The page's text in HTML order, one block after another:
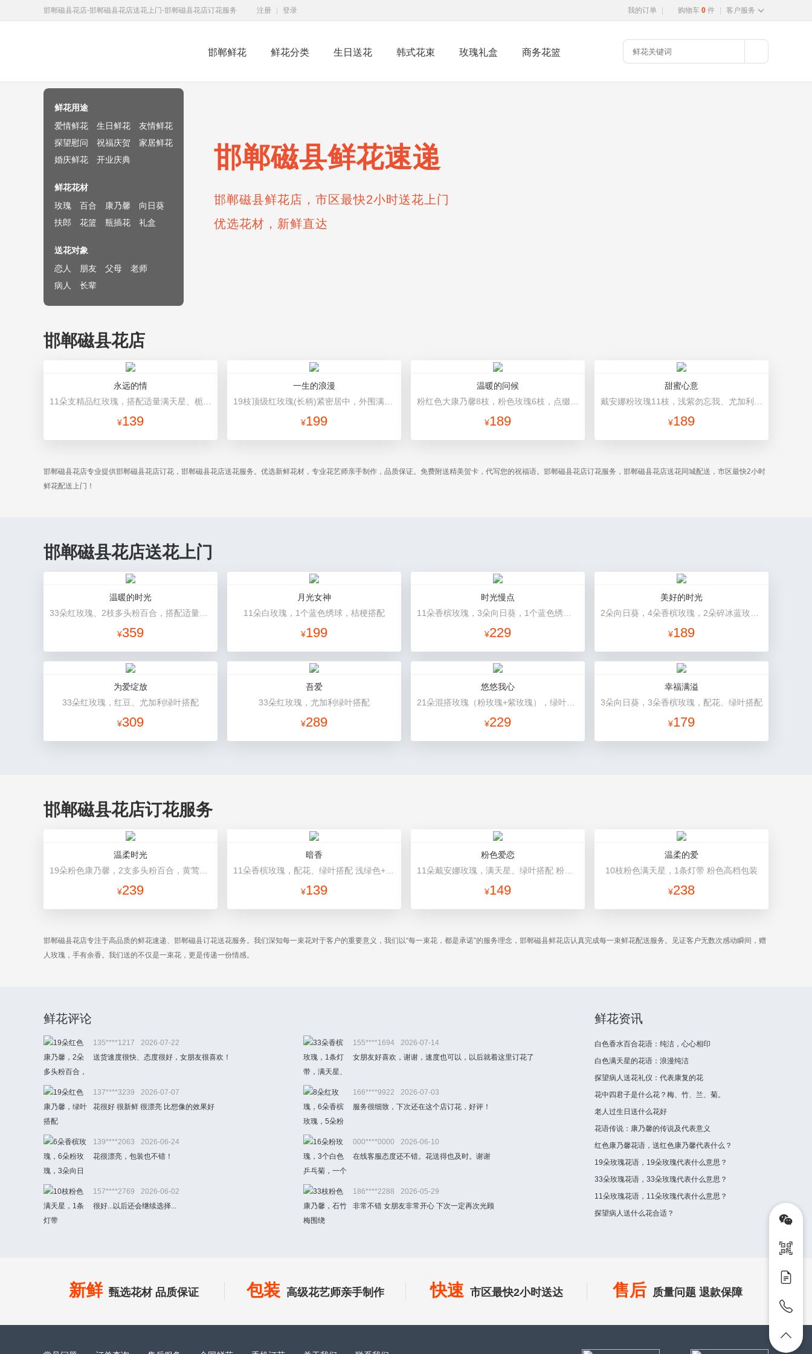
邯郸磁县花店-邯郸磁县花店送花上门-邯郸磁县花店订花服务 注册 登录 我的订单 购物车 0 件 客户服务
邯郸鲜花 鲜花分类 生日送花 韩式花束 玫瑰礼盒 商务花篮
邯郸磁县鲜花速递
邯郸磁县鲜花店，市区最快2小时送花上门
优选花材，新鲜直达
鲜花用途
爱情鲜花
生日鲜花
友情鲜花
探望慰问
祝福庆贺
家居鲜花
婚庆鲜花
开业庆典
鲜花花材
玫瑰
百合 康乃馨
向日葵
扶郎
花篮 瓶插花 礼盒
送花对象
恋人
朋友 父母
老师
病人
长辈
邯郸磁县花店
永远的情
¥139
一生的浪漫
¥199
温暖的问候
¥189
甜蜜心意
¥189
邯郸磁县花店专业提供邯郸磁县花店订花，邯郸磁县花店送花服务。优选新鲜花材，专业花艺师亲手制作，品质保证。免费附送精美贺卡，代写您的祝福语。邯郸磁县花店订花服务，邯郸磁县花店送花同城配送，市区最快2小时
鲜花配送上门！
邯郸磁县花店送花上门
温暖的时光
¥359
月光女神
11朵白玫瑰，1个蓝色绣球，桔梗搭配
¥199
时光慢点
¥229
美好的时光
¥189
为爱绽放
33朵红玫瑰，红豆、尤加利绿叶搭配
¥309
吾爱
33朵红玫瑰，尤加利绿叶搭配
¥289
悠悠我心
¥229
幸福满溢
3朵向日葵，3朵香槟玫瑰，配花、绿叶搭配
¥179
邯郸磁县花店订花服务
温柔时光
¥239
暗香
¥139
粉色爱恋
¥149
温柔的爱
10枝粉色满天星，1条灯带 粉色高档包装
¥238
邯郸磁县花店专注于高品质的鲜花速递、邯郸磁县订花送花服务。我们深知每一束花对于客户的重要意义，我们以“每一束花，都是承诺”的服务理念，邯郸磁县鲜花店认真完成每一束鲜花配送服务。见证客户无数次感动瞬间，赠
人玫瑰，手有余香。我们送的不仅是一束花，更是传递一份情感。
鲜花评论
135****1217
2026-07-22
送货速度很快、态度很好，女朋友很喜欢！
155****1694
2026-07-14
女朋友好喜欢，谢谢，速度也可以，以后就着这里订花了
137****3239
2026-07-07
花很好 很新鲜 很漂亮 比想像的效果好
166****9922
2026-07-03
服务很细致，下次还在这个店订花，好评！
139****2063
2026-06-24
花很漂亮，包装也不错！
000****0000
2026-06-10
在线客服态度还不错。花送得也及时。谢谢
157****2769
2026-06-02
很好...以后还会继续选择...
186****2288
2026-05-29
非常不错 女朋友非常开心 下次一定再次光顾
鲜花资讯
白色香水百合花语：纯洁，心心相印
白色满天星的花语：浪漫纯洁
探望病人送花礼仪：代表康复的花
花中四君子是什么花？梅、竹、兰、菊。
老人过生日送什么花好
花语传说：康乃馨的传说及代表意义
红色康乃馨花语，送红色康乃馨代表什么？
19朵玫瑰花语，19朵玫瑰代表什么意思？
33朵玫瑰花语，33朵玫瑰代表什么意思？
11朵玫瑰花语，11朵玫瑰代表什么意思？
探望病人送什么花合适？
新鲜 甄选花材 品质保证 包装 高级花艺师亲手制作 快速 市区最快2小时送达 售后 质量问题 退款保障